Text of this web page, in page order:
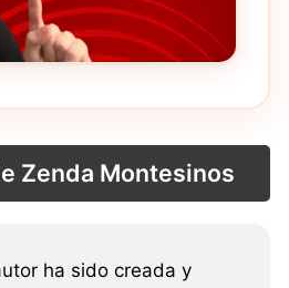
Zenda Montesinos
ha sido creada y